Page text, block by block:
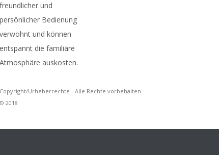
freundlicher und
persönlicher Bedienung
verwöhnt und können
entspannt die familiäre
Atmosphäre auskosten.
Copyright/Urheberrechte - Alle Rechte vorbehalten
© 2018